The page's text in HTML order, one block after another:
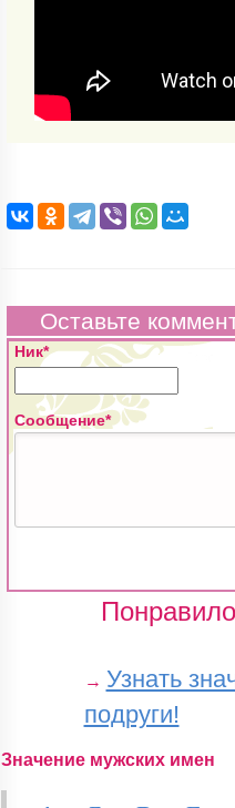
Оставьте
Ник*
Сообщение*
→ Узнать
подруги!
Значение мужских имен